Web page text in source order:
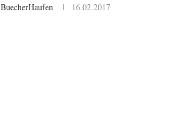
BuecherHaufen 16.02.2017